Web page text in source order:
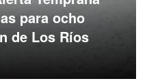
para ocho
de Los Ríos